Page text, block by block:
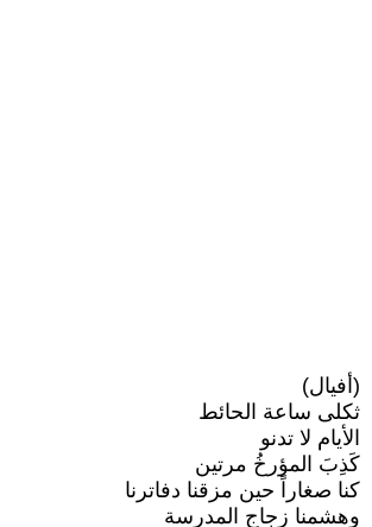
(أفيال)
ثكلى ساعة الحائط
الأيام لا تدنو
كَذِبَ المؤرخُ مرتين
كنا صغاراً حين مزقنا دفاترنا
وهشمنا زجاج المدرسة